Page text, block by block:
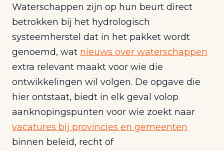
Waterschappen zijn op hun beurt direct
betrokken bij het hydrologisch
systeemherstel dat in het pakket wordt
genoemd, wat nieuws over waterschappen
extra relevant maakt voor wie die
ontwikkelingen wil volgen. De opgave die
hier ontstaat, biedt in elk geval volop
aanknopingspunten voor wie zoekt naar
vacatures bij provincies en gemeenten
binnen beleid, recht of